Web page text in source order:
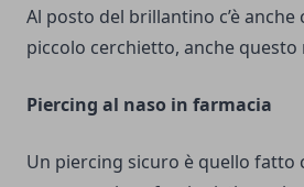
Al posto del brillantino c’è
piccolo cerchietto, anche
Piercing al naso in farmacia
Un piercing sicuro è quello fatto